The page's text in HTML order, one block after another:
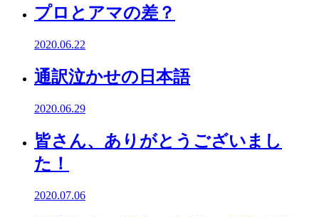
プロとアマの差？
2020.06.22
通訳泣かせの日本語
2020.06.29
皆さん、ありがとうございまし
た！
2020.07.06